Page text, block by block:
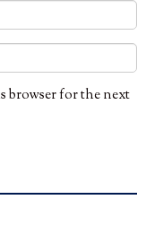
browser for the next